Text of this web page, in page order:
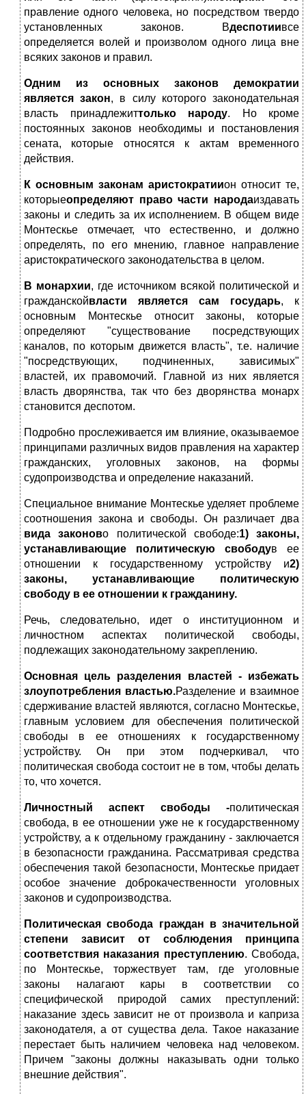
правление одного человека, но посредством твердо
установленных законов. Вдеспотиивсе
определяется волей и произволом одного лица вне
всяких законов и правил.
Одним из основных законов демократии
является закон, в силу которого законодательная
власть принадлежиттолько народу. Но кроме
постоянных законов необходимы и постановления
сената, которые относятся к актам временного
действия.
К основным законам аристократиион относит те,
которыеопределяют право части народаиздавать
законы и следить за их исполнением. В общем виде
Монтескье отмечает, что естественно, и должно
определять, по его мнению, главное направление
аристократического законодательства в целом.
В монархии, где источником всякой политической и
гражданскойвласти является сам государь, к
основным Монтескье относит законы, которые
определяют "существование посредствующих
каналов, по которым движется власть", т.е. наличие
"посредствующих, подчиненных, зависимых"
властей, их правомочий. Главной из них является
власть дворянства, так что без дворянства монарх
становится деспотом.
Подробно прослеживается им влияние, оказываемое
принципами различных видов правления на характер
гражданских, уголовных законов, на формы
судопроизводства и определение наказаний.
Специальное внимание Монтескье уделяет проблеме
соотношения закона и свободы. Он различает два
вида законово политической свободе:1) законы,
устанавливающие политическую свободув ее
отношении к государственному устройству и2)
законы, устанавливающие политическую
свободу в ее отношении к гражданину.
Речь, следовательно, идет о институционном и
личностном аспектах политической свободы,
подлежащих законодательному закреплению.
Основная цель разделения властей - избежать
злоупотребления властью.Разделение и взаимное
сдерживание властей являются, согласно Монтескье,
главным условием для обеспечения политической
свободы в ее отношениях к государственному
устройству. Он при этом подчеркивал, что
политическая свобода состоит не в том, чтобы делать
то, что хочется.
Личностный аспект свободы -политическая
свобода, в ее отношении уже не к государственному
устройству, а к отдельному гражданину - заключается
в безопасности гражданина. Рассматривая средства
обеспечения такой безопасности, Монтескье придает
особое значение доброкачественности уголовных
законов и судопроизводства.
Политическая свобода граждан в значительной
степени зависит от соблюдения принципа
соответствия наказания преступлению. Свобода,
по Монтескье, торжествует там, где уголовные
законы налагают кары в соответствии со
специфической природой самих преступлений:
наказание здесь зависит не от произвола и каприза
законодателя, а от существа дела. Такое наказание
перестает быть наличием человека над человеком.
Причем "законы должны наказывать одни только
внешние действия".